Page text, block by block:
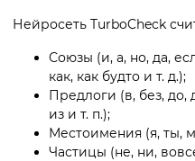
Нейросеть TurboCheck
Союзы (и, а, но, да,
как, как будто и т. д.);
Предлоги (в, без, до,
из и т. п.);
Местоимения (я, ты,
Частицы (не, ни,